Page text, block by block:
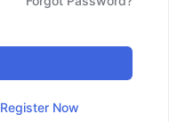
Register Now